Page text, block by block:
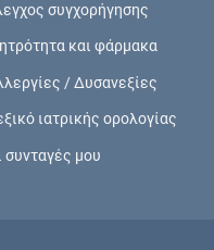
συγχορήγησης
και φάρμακα
/ Δυσανεξίες
ιατρικής ορολογίας
συνταγές μου